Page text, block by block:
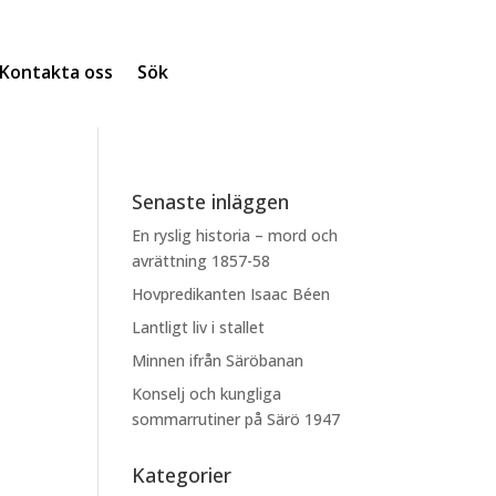
oss Sök
Senaste inläggen
En ryslig historia – mord och
avrättning 1857-58
Hovpredikanten Isaac Béen
Lantligt liv i stallet
Minnen ifrån Säröbanan
Konselj och kungliga
sommarrutiner på Särö 1947
Kategorier